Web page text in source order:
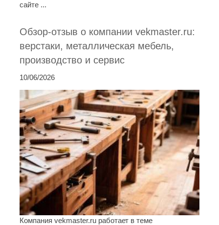
сайте ...
Обзор-отзыв о компании vekmaster.ru:
верстаки, металлическая мебель,
производство и сервис
10/06/2026
Компания vekmaster.ru работает в теме